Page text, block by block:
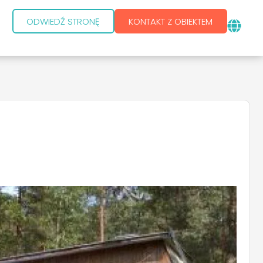
ODWIEDŹ STRONĘ KONTAKT Z OBIEKTEM